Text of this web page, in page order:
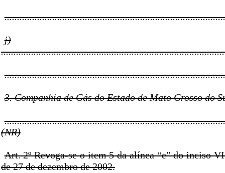
j)
3. Companhia de Gás do Estado de Mato Grosso do
(NR)
Art. 2º Revoga-se o item 5 da alínea “e” do inciso
de 27 de dezembro de 2002.